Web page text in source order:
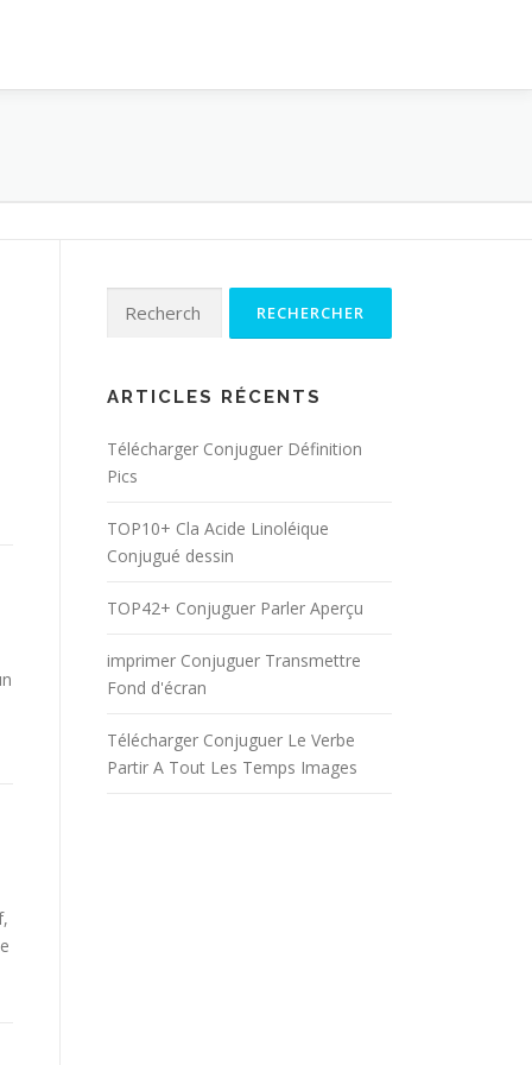
Rechercher :
ARTICLES RÉCENTS
Télécharger Conjuguer Définition
Pics
TOP10+ Cla Acide Linoléique
Conjugué dessin
TOP42+ Conjuguer Parler Aperçu
imprimer Conjuguer Transmettre
Fond d'écran
Télécharger Conjuguer Le Verbe
Partir A Tout Les Temps Images